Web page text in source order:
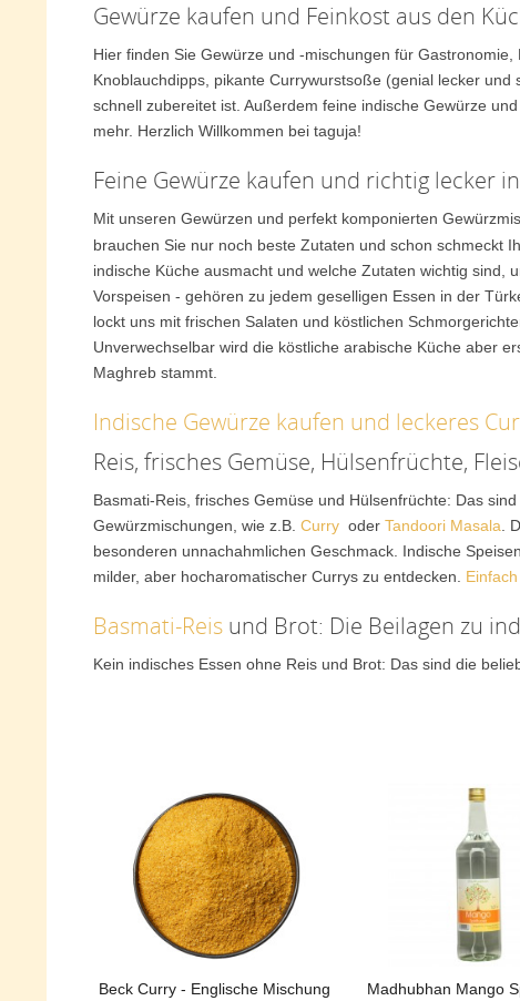
Gewürze kaufen und Feinkost aus den
Hier finden Sie Gewürze und -mischungen für
Knoblauchdipps, pikante Currywurstsoße (genial lecker
schnell zubereitet ist. Außerdem feine indische Gewürze
mehr. Herzlich Willkommen bei taguja!
Feine Gewürze kaufen und richtig lecker
Mit unseren Gewürzen und perfekt komponierten
brauchen Sie nur noch beste Zutaten und schon schmeckt
indische Küche ausmacht und welche Zutaten wichtig sind,
Vorspeisen - gehören zu jedem geselligen Essen in der
lockt uns mit frischen Salaten und köstlichen
Unverwechselbar wird die köstliche arabische Küche aber
Maghreb stammt.
Indische Gewürze kaufen und leckeres
Reis, frisches Gemüse, Hülsenfrüchte,
Basmati-Reis, frisches Gemüse und Hülsenfrüchte: Das
Gewürzmischungen, wie z.B. Curry oder Tandoori Masala .
besonderen unnachahmlichen Geschmack. Indische
milder, aber hocharomatischer Currys zu entdecken.
Basmati-Reis und Brot: Die Beilagen zu
Kein indisches Essen ohne Reis und Brot: Das sind die
Gewürzoder Gericht?
Curry ist eigentlich kein Gewürz, sondern eine Mischung
Koriander
Kurkuma (das ergibt auch die schöne gelbe Farbe)
Kreuzkümmel
Beck Curry - Englische Mischung
Madhubhan Mango